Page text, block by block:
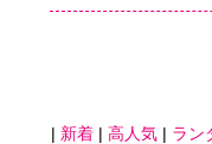
| 新着 | 高人気 | ラン